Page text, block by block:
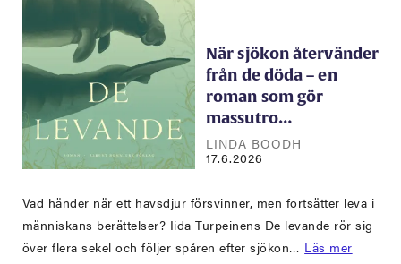
När sjökon återvänder
från de döda – en
roman som gör
massutro…
LINDA BOODH
17.6.2026
Vad händer när ett havsdjur försvinner, men fortsätter leva i
människans berättelser? Iida Turpeinens De levande rör sig
över flera sekel och följer spåren efter sjökon… Läs mer